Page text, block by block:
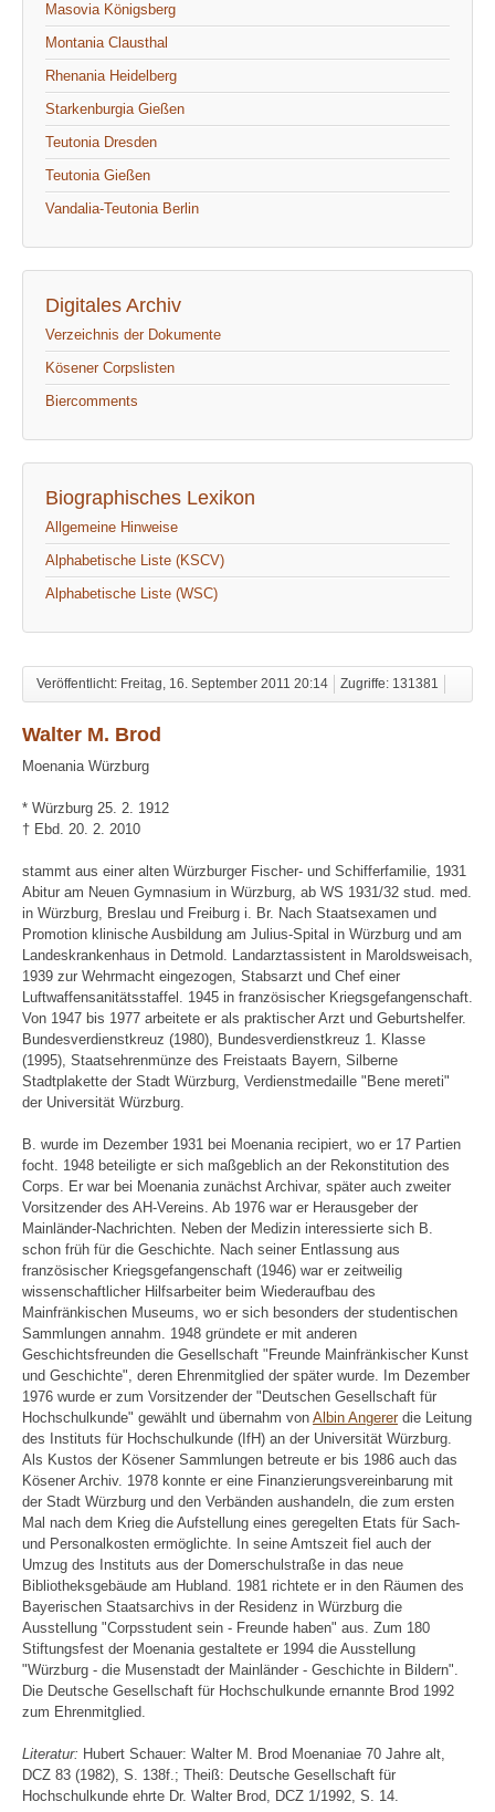
Masovia Königsberg
Montania Clausthal
Rhenania Heidelberg
Starkenburgia Gießen
Teutonia Dresden
Teutonia Gießen
Vandalia-Teutonia Berlin
Digitales Archiv
Verzeichnis der Dokumente
Kösener Corpslisten
Biercomments
Biographisches Lexikon
Allgemeine Hinweise
Alphabetische Liste (KSCV)
Alphabetische Liste (WSC)
Veröffentlicht: Freitag, 16. September 2011 20:14 Zugriffe: 131381
Walter M. Brod
Moenania Würzburg
* Würzburg 25. 2. 1912
† Ebd. 20. 2. 2010
stammt aus einer alten Würzburger Fischer- und Schifferfamilie, 1931
Abitur am Neuen Gymnasium in Würzburg, ab WS 1931/32 stud. med.
in Würzburg, Breslau und Freiburg i. Br. Nach Staatsexamen und
Promotion klinische Ausbildung am Julius-Spital in Würzburg und am
Landeskrankenhaus in Detmold. Landarztassistent in Maroldsweisach,
1939 zur Wehrmacht eingezogen, Stabsarzt und Chef einer
Luftwaffensanitätsstaffel. 1945 in französischer Kriegsgefangenschaft.
Von 1947 bis 1977 arbeitete er als praktischer Arzt und Geburtshelfer.
Bundesverdienstkreuz (1980), Bundesverdienstkreuz 1. Klasse
(1995), Staatsehrenmünze des Freistaats Bayern, Silberne
Stadtplakette der Stadt Würzburg, Verdienstmedaille "Bene mereti"
der Universität Würzburg.
B. wurde im Dezember 1931 bei Moenania recipiert, wo er 17 Partien
focht. 1948 beteiligte er sich maßgeblich an der Rekonstitution des
Corps. Er war bei Moenania zunächst Archivar, später auch zweiter
Vorsitzender des AH-Vereins. Ab 1976 war er Herausgeber der
Mainländer-Nachrichten. Neben der Medizin interessierte sich B.
schon früh für die Geschichte. Nach seiner Entlassung aus
französischer Kriegsgefangenschaft (1946) war er zeitweilig
wissenschaftlicher Hilfsarbeiter beim Wiederaufbau des
Mainfränkischen Museums, wo er sich besonders der studentischen
Sammlungen annahm. 1948 gründete er mit anderen
Geschichtsfreunden die Gesellschaft "Freunde Mainfränkischer Kunst
und Geschichte", deren Ehrenmitglied der später wurde. Im Dezember
1976 wurde er zum Vorsitzender der "Deutschen Gesellschaft für
Hochschulkunde" gewählt und übernahm von Albin Angerer die Leitung
des Instituts für Hochschulkunde (IfH) an der Universität Würzburg.
Als Kustos der Kösener Sammlungen betreute er bis 1986 auch das
Kösener Archiv. 1978 konnte er eine Finanzierungsvereinbarung mit
der Stadt Würzburg und den Verbänden aushandeln, die zum ersten
Mal nach dem Krieg die Aufstellung eines geregelten Etats für Sach-
und Personalkosten ermöglichte. In seine Amtszeit fiel auch der
Umzug des Instituts aus der Domerschulstraße in das neue
Bibliotheksgebäude am Hubland. 1981 richtete er in den Räumen des
Bayerischen Staatsarchivs in der Residenz in Würzburg die
Ausstellung "Corpsstudent sein - Freunde haben" aus. Zum 180
Stiftungsfest der Moenania gestaltete er 1994 die Ausstellung
"Würzburg - die Musenstadt der Mainländer - Geschichte in Bildern".
Die Deutsche Gesellschaft für Hochschulkunde ernannte Brod 1992
zum Ehrenmitglied.
Literatur: Hubert Schauer: Walter M. Brod Moenaniae 70 Jahre alt,
DCZ 83 (1982), S. 138f.; Theiß: Deutsche Gesellschaft für
Hochschulkunde ehrte Dr. Walter Brod, DCZ 1/1992, S. 14.